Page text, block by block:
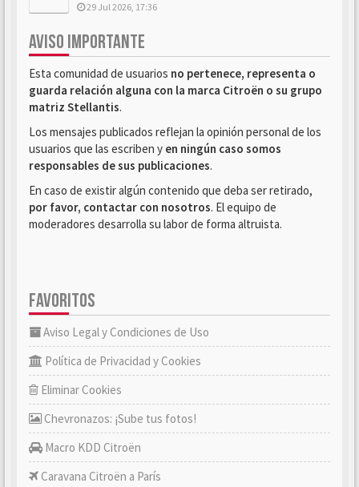
29 Jul 2026, 17:36
AVISO IMPORTANTE
Esta comunidad de usuarios no pertenece, representa o
guarda relación alguna con la marca Citroën o su grupo
matriz Stellantis.
Los mensajes publicados reflejan la opinión personal de los
usuarios que las escriben y en ningún caso somos
responsables de sus publicaciones.
En caso de existir algún contenido que deba ser retirado,
por favor, contactar con nosotros. El equipo de
moderadores desarrolla su labor de forma altruista.
FAVORITOS
Aviso Legal y Condiciones de Uso
Política de Privacidad y Cookies
Eliminar Cookies
Chevronazos: ¡Sube tus fotos!
Macro KDD Citroën
Caravana Citroën a París